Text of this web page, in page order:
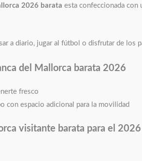
2026 barata esta confeccionada con
a diario, jugar al fútbol o disfrutar de los
del Mallorca barata 2026
fresco
con espacio adicional para la movilidad
visitante barata para el 2026